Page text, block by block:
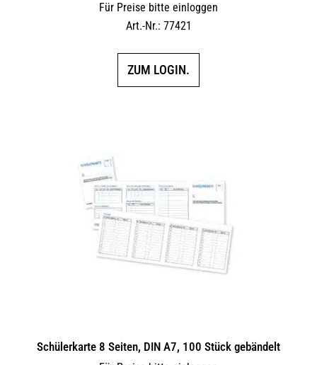
Für Preise bitte einloggen
Art.-Nr.: 77421
ZUM LOGIN.
Schülerkarte 8 Seiten, DIN A7, 100 Stück gebändelt